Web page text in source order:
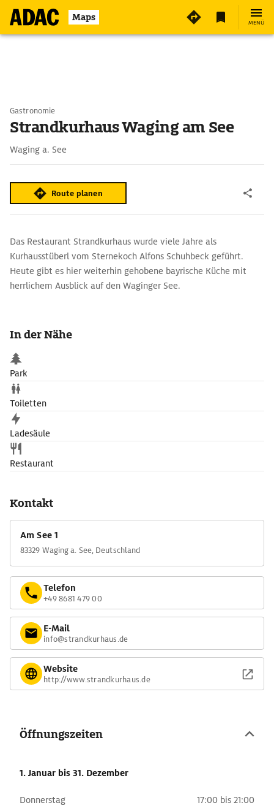
Maps MENÜ
Gastronomie
Strandkurhaus Waging am See
Waging a. See
Route planen
Das Restaurant Strandkurhaus wurde viele Jahre als
Kurhausstüberl vom Sternekoch Alfons Schuhbeck geführt.
Heute gibt es hier weiterhin gehobene bayrische Küche mit
herrlichem Ausblick auf den Waginger See.
In der Nähe
Park
Toiletten
Ladesäule
Restaurant
Kontakt
Am See 1
83329 Waging a. See, Deutschland
Telefon
+49 8681 479 00
E-Mail
info@strandkurhaus.de
Website
http://www.strandkurhaus.de
Öffnungszeiten
1. Januar bis 31. Dezember
Donnerstag 17:00 bis 21:00